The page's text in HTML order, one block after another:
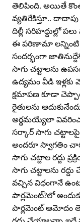
తెలిపింది. అయితే
వ్యతిరేకిస్తూ..
దిల్లీ సరిహద్దుల్లో
ఈ పరిణామా లన్నింటి
సందర్భంగా
సాగు చట్టాలను
ఉద్యమం వీడి ఇళ్లకు
క్షమాపణ కూడా
రైతులను
అర్థమయ్యేలా
సర్కార్‌ సాగు చట్టాలపై
అందరూ స్వాగతిం
సాగు చట్టాల రద్దు
సాగు చట్టాలను
వచ్చిన విధంగానే
పార్లమెంట్‌?లో
పార్లమెంట్‌ ఆమోదం
రద్దు చేయాలన్నా ఇదే